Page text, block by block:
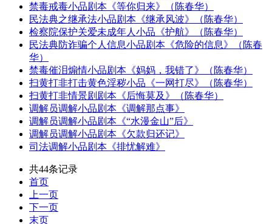
禁毒戒毒小品剧本《等你归来》（陈春华）
民法典之继承法小品剧本《继承风波》（陈春华）
检察院保护关爱未成年人小品《护航》（陈春华）
民法典防诈骗个人信息小品剧本《危险的信息》（陈春
华）
禁毒催泪煽情小品剧本《妈妈，我错了》（陈春华）
扫黄打非打击黄色淫秽小品《一网打尽》（陈春华）
扫黄打非情景剧剧本《后悔莫及》（陈春华）
调解员调解小品剧本《调解那点事》
调解员调解小品剧本《“水漫金山”后》
调解员调解小品剧本《欠款归还记》
司法调解小品剧本《排忧解难》
共44条记录
首页
上一页
下一页
末页